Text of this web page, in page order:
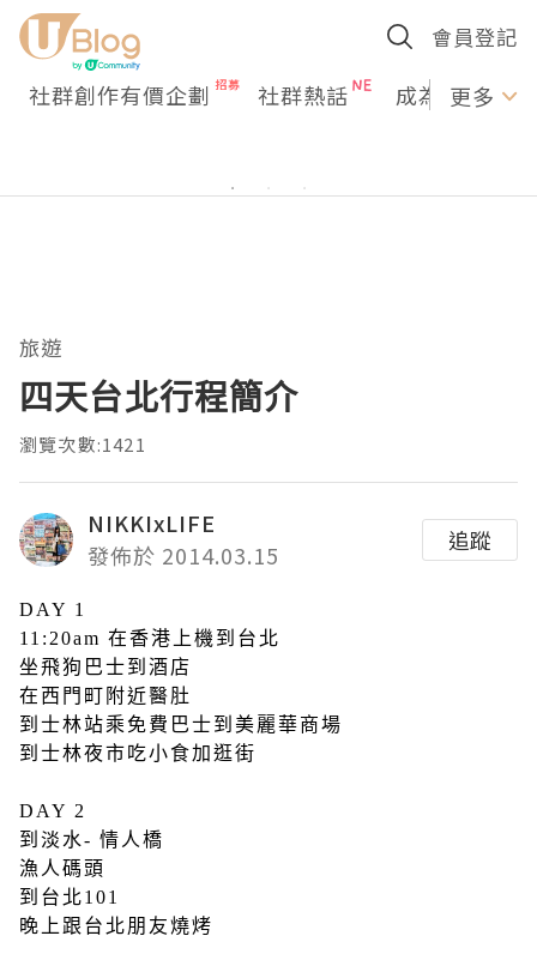
會員登記
社群創作有價企劃 社群熱話 成為U更多
旅遊
四天台北行程簡介
瀏覽次數:1421
NIKKIxLIFE
發佈於 2014.03.15
追蹤
DAY 1
11:20am 在香港上機到台北
坐飛狗巴士到酒店
在西門町附近醫肚
到士林站乘免費巴士到美麗華商場
到士林夜市吃小食加逛街
DAY 2
到淡水- 情人橋
漁人碼頭
到台北101
晚上跟台北朋友燒烤